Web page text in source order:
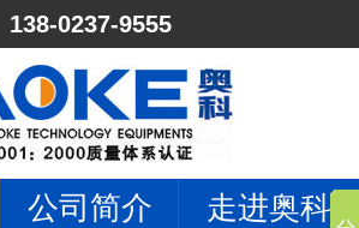
138-0237-9555
公司简介
走进奥科